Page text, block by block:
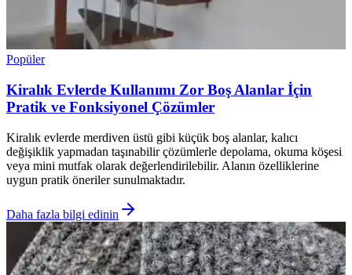
Popüler
Kiralık Evlerde Kullanımı Zor Boş Alanlar İçin
Pratik ve Fonksiyonel Çözümler
Kiralık evlerde merdiven üstü gibi küçük boş alanlar, kalıcı
değişiklik yapmadan taşınabilir çözümlerle depolama, okuma köşesi
veya mini mutfak olarak değerlendirilebilir. Alanın özelliklerine
uygun pratik öneriler sunulmaktadır.
Daha fazla bilgi edinin